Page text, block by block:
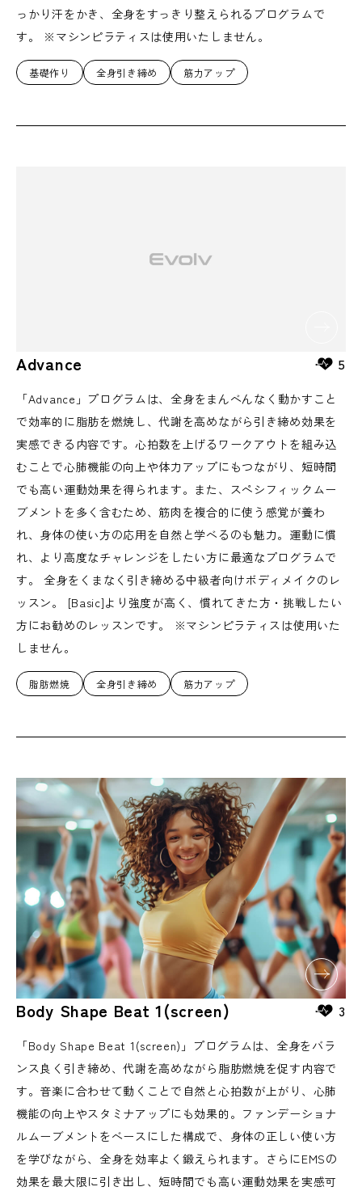
っかり汗をかき、全身をすっきり整えられるプログラムで
す。 ※マシンピラティスは使用いたしません。
基礎作り 全身引き締め 筋力アップ
Advance 5
「Advance」プログラムは、全身をまんべんなく動かすこと
で効率的に脂肪を燃焼し、代謝を高めながら引き締め効果を
実感できる内容です。心拍数を上げるワークアウトを組み込
むことで心肺機能の向上や体力アップにもつながり、短時間
でも高い運動効果を得られます。また、スペシフィックムー
ブメントを多く含むため、筋肉を複合的に使う感覚が養わ
れ、身体の使い方の応用を自然と学べるのも魅力。運動に慣
れ、より高度なチャレンジをしたい方に最適なプログラムで
す。 全身をくまなく引き締める中級者向けボディメイクのレ
ッスン。 [Basic]より強度が高く、慣れてきた方・挑戦したい
方にお勧めのレッスンです。 ※マシンピラティスは使用いた
しません。
脂肪燃焼 全身引き締め 筋力アップ
Body Shape Beat 1(screen) 3
「Body Shape Beat 1(screen)」プログラムは、全身をバラ
ンス良く引き締め、代謝を高めながら脂肪燃焼を促す内容で
す。音楽に合わせて動くことで自然と心拍数が上がり、心肺
機能の向上やスタミナアップにも効果的。ファンデーショナ
ルムーブメントをベースにした構成で、身体の正しい使い方
を学びながら、全身を効率よく鍛えられます。さらにEMSの
効果を最大限に引き出し、短時間でも高い運動効果を実感可